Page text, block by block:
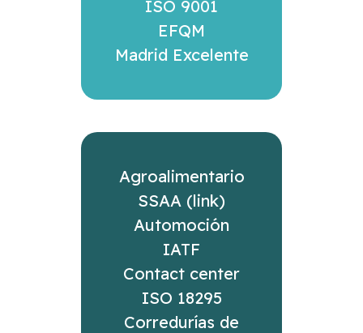
ISO 9001
EFQM
Madrid Excelente
Agroalimentario
SSAA (link)
Automoción
IATF
Contact center
ISO 18295
Corredurías de